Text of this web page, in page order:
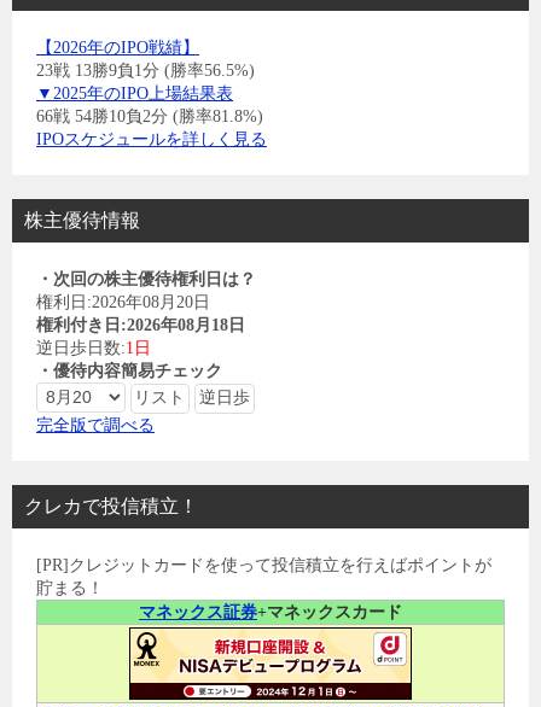
【2026年のIPO戦績】
23戦 13勝9負1分 (勝率56.5%)
▼2025年のIPO上場結果表
66戦 54勝10負2分 (勝率81.8%)
IPOスケジュールを詳しく見る
株主優待情報
・次回の株主優待権利日は？
権利日:2026年08月20日
権利付き日:2026年08月18日
逆日歩日数:1日
・優待内容簡易チェック
完全版で調べる
クレカで投信積立！
[PR]クレジットカードを使って投信積立を行えばポイントが
貯まる！
マネックス証券+マネックスカード